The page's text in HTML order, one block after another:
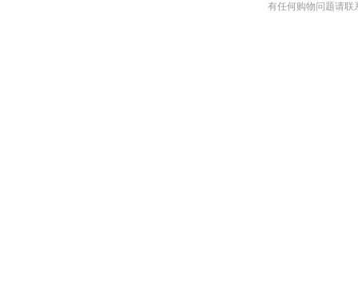
有任何购物问题请